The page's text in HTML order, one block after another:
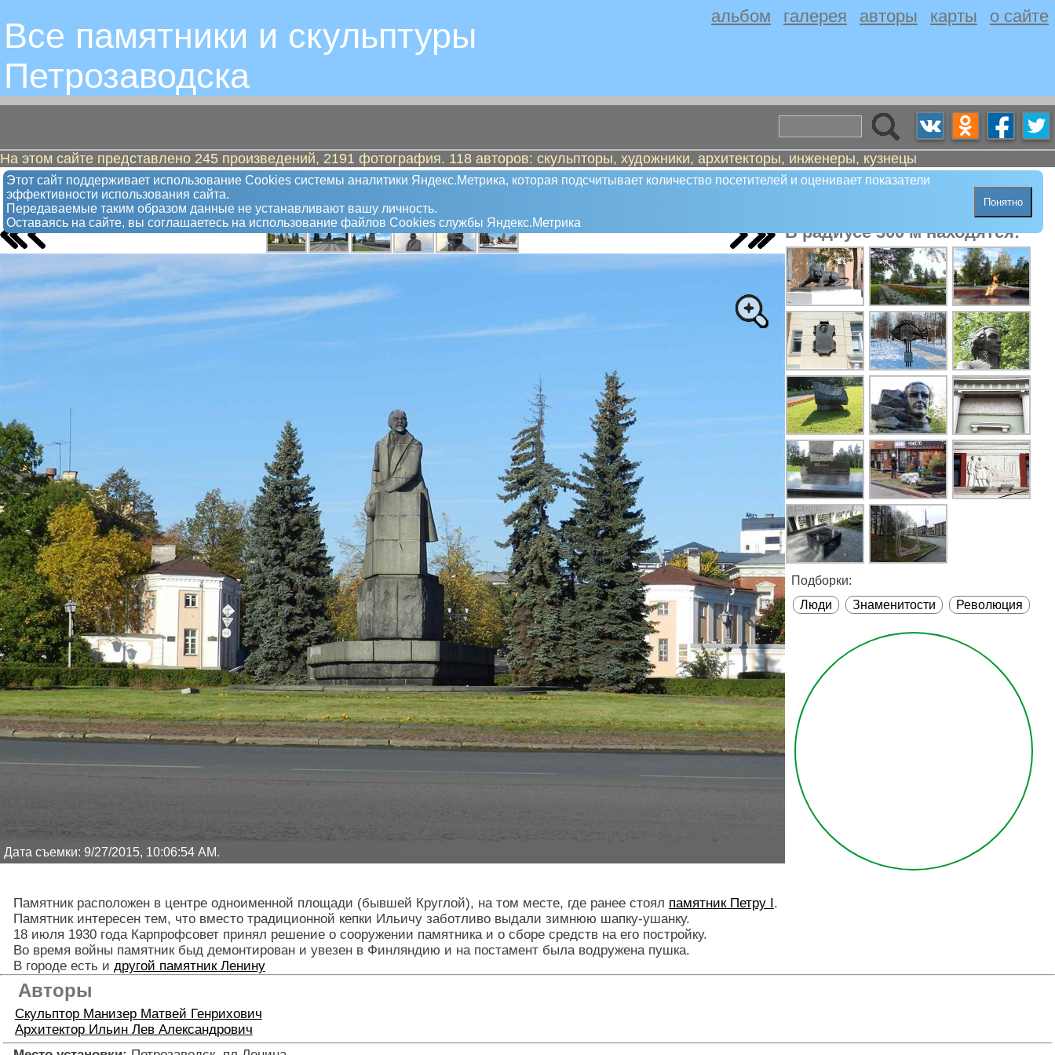
альбом галерея авторы карты о сайте
Все памятники и скульптуры
Петрозаводскa
На этом сайте представлено 245 произведений, 2191 фотография. 118 авторов: скульпторы, художники, архитекторы, инженеры, кузнецы
Этот сайт поддерживает использование Сookies системы аналитики Яндекс.Метрика, которая подсчитывает количество посетителей и оценивает показатели
эффективности использования сайта.
Передаваемые таким образом данные не устанавливают вашу личность.
Оставаясь на сайте, вы соглашаетесь на использование файлов Сookies службы Яндекс.Метрика
Понятно
Ленин с ушанкой
Памятник
Дата съемки: 9/27/2015, 10:06:54 AM.
В радиусе 300 м находятся:
Подборки:
Люди
Знаменитости Революция
Памятник расположен в центре одноименной площади (бывшей Круглой), на том месте, где ранее стоял памятник Петру I.
Памятник интересен тем, что вместо традиционной кепки Ильичу заботливо выдали зимнюю шапку-ушанку.
18 июля 1930 года Карпрофсовет принял решение о сооружении памятника и о сборе средств на его постройку.
Во время войны памятник быд демонтирован и увезен в Финляндию и на постамент была водружена пушка.
В городе есть и другой памятник Ленину
Авторы
Скульптор Манизер Матвей Генрихович
Архитектор Ильин Лев Александрович